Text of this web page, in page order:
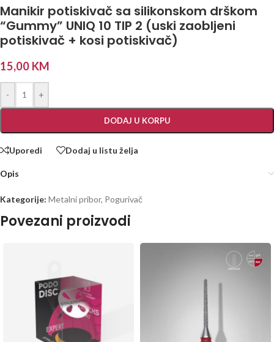
Manikir potiskivač sa silikonskom drškom
“Gummy” UNIQ 10 TIP 2 (uski zaobljeni
potiskivač + kosi potiskivač)
15,00 KM
- +
DODAJ U KORPU
Uporedi Dodaj u listu želja
Opis
Kategorije: Metalni pribor, Pogurivač
Povezani proizvodi